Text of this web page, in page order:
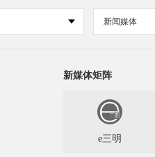
新闻媒体
新媒体矩阵
e三明